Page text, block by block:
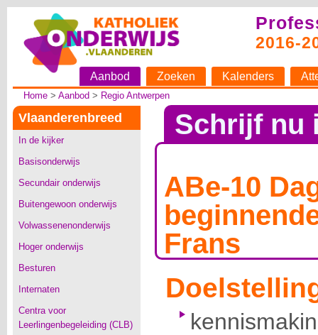
2016-
Aanbod Zoeken Kalenders
Home> Aanbod > Regio Antwerpen
Vlaanderenbreed
In de kijker
Basisonderwijs
Secundair onderwijs
Buitengewoon onderwijs
Volwassenenonderwijs
Hoger onderwijs
Besturen
Internaten
Centra voor
Leerlingenbegeleiding (CLB)
Schrijf nu
ABe-10
Frans